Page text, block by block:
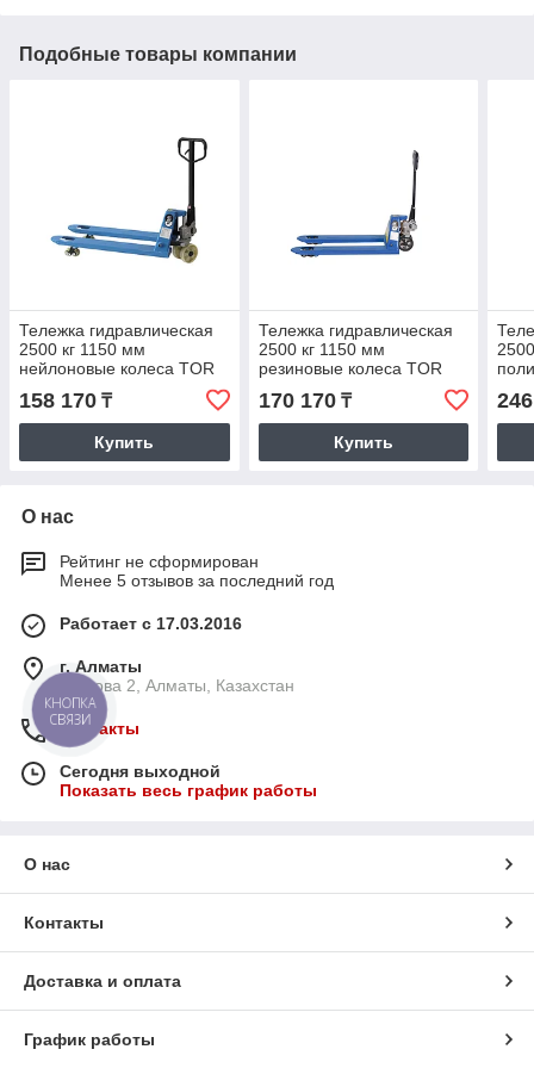
Подобные товары компании
Тележка гидравлическая
2500 кг 1150 мм
нейлоновые колеса TOR
158 170 ₸
Купить
Тележка гидравлическая
2500 кг 1150 мм
резиновые колеса TOR
170 170₸
Купить
О нас
Рейтинг не сформирован
Менее 5 отзывов за последний год
Работает с 17.03.2016
г. Алматы
Ауэзова 2, Алматы, Казахстан
Контакты
Сегодня выходной
Показать весь график работы
О нас
Контакты
Доставка и оплата
График работы
КНОПКА
СВЯЗИ